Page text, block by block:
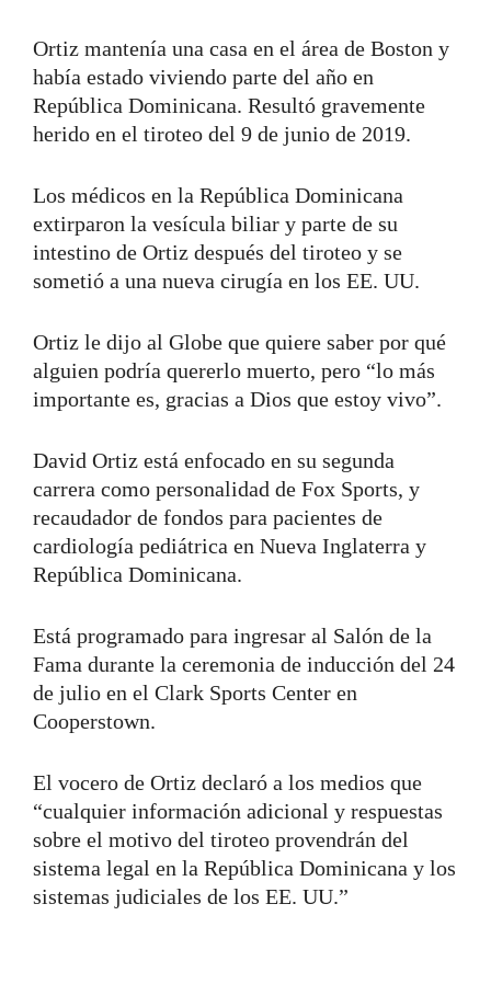
Ortiz mantenía una casa en el área de Boston y
había estado viviendo parte del año en
República Dominicana. Resultó gravemente
herido en el tiroteo del 9 de junio de 2019.
Los médicos en la República Dominicana
extirparon la vesícula biliar y parte de su
intestino de Ortiz después del tiroteo y se
sometió a una nueva cirugía en los EE. UU.
Ortiz le dijo al Globe que quiere saber por qué
alguien podría quererlo muerto, pero “lo más
importante es, gracias a Dios que estoy vivo”.
David Ortiz está enfocado en su segunda
carrera como personalidad de Fox Sports, y
recaudador de fondos para pacientes de
cardiología pediátrica en Nueva Inglaterra y
República Dominicana.
Está programado para ingresar al Salón de la
Fama durante la ceremonia de inducción del 24
de julio en el Clark Sports Center en
Cooperstown.
El vocero de Ortiz declaró a los medios que
“cualquier información adicional y respuestas
sobre el motivo del tiroteo provendrán del
sistema legal en la República Dominicana y los
sistemas judiciales de los EE. UU.”